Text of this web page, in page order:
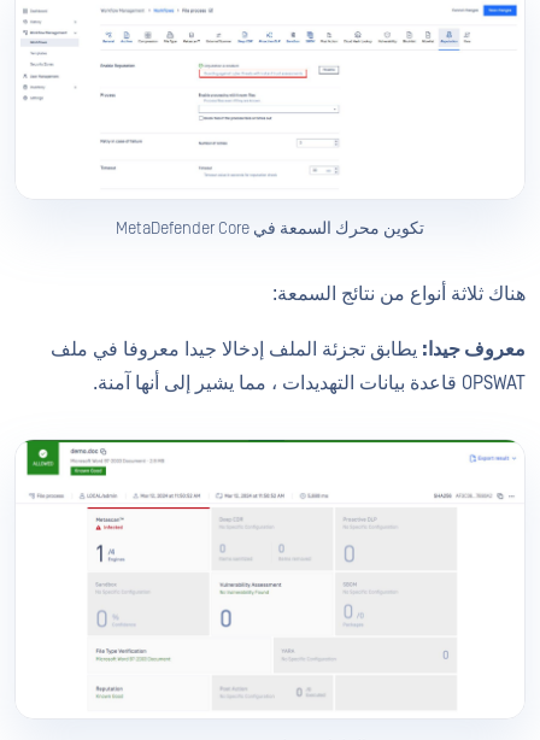
تكوين محرك السمعة في MetaDefender Core
هناك ثلاثة أنواع من نتائج السمعة:
معروف جيدا: يطابق تجزئة الملف إدخالا جيدا معروفا في ملف
OPSWAT قاعدة بيانات التهديدات ، مما يشير إلى أنها آمنة.